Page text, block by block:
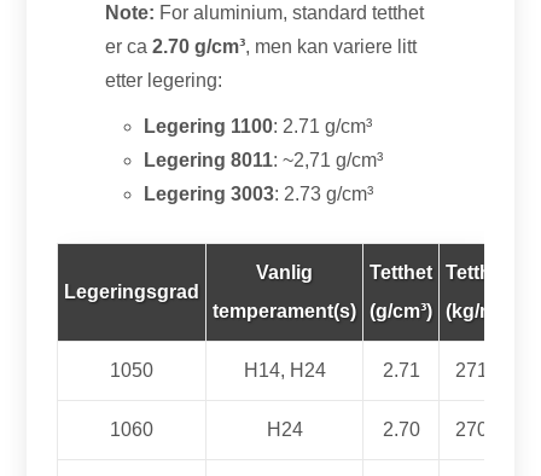
Note: For aluminium, standard tetthet
er ca2.70 g/cm³, men kan variere litt
etter legering:
Legering 1100: 2.71 g/cm³
Legering 8011: ~2,71 g/cm³
Legering 3003: 2.73 g/cm³
Legeringsgrad
Vanlig
temperament(s)
Tetthet
(g/cm³)
Tetthet
(kg/m³)
1050 H14, H24 2.71 2710
1060 H24 2.70 2700